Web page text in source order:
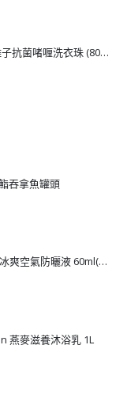
[J111043] 日本BON BON銀離子抗菌啫喱洗衣珠 (80粒)
吞拿魚罐頭
[K608073]韓國 Whoo超水感冰爽空氣防曬液 60ml(送13ml*4支)
燕麥滋養沐浴乳 1L